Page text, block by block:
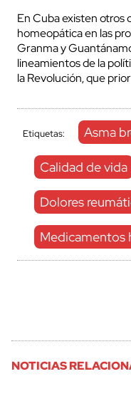
En Cuba existen otros
homeopática en las
Granma y
lineamientos de la
la Revolución, que
Etiquetas: Asma
Calidad de vida
Dolores
Medicamentos
NOTICIAS